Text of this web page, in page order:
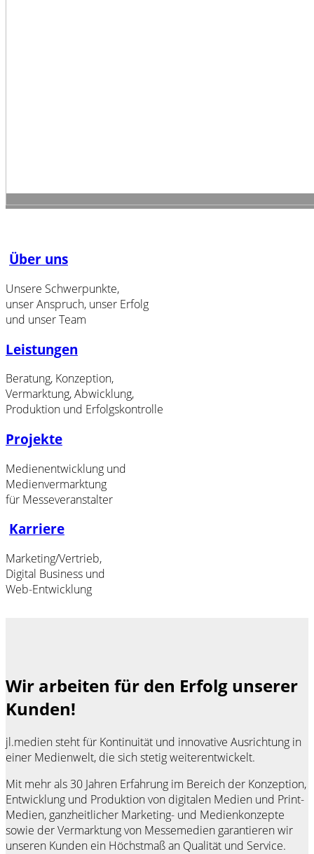
Über uns
Unsere Schwerpunkte,
unser Anspruch, unser Erfolg
und unser Team
Leistungen
Beratung, Konzeption,
Vermarktung, Abwicklung,
Produktion und Erfolgskontrolle
Projekte
Medienentwicklung und
Medienvermarktung
für Messeveranstalter
Karriere
Marketing/Vertrieb,
Digital Business und
Web-Entwicklung
Wir arbeiten für den Erfolg unserer
Kunden!
jl.medien steht für Kontinuität und innovative Ausrichtung in
einer Medienwelt, die sich stetig weiterentwickelt.
Mit mehr als 30 Jahren Erfahrung im Bereich der Konzeption,
Entwicklung und Produktion von digitalen Medien und Print-
Medien, ganzheitlicher Marketing- und Medienkonzepte
sowie der Vermarktung von Messemedien garantieren wir
unseren Kunden ein Höchstmaß an Qualität und Service.